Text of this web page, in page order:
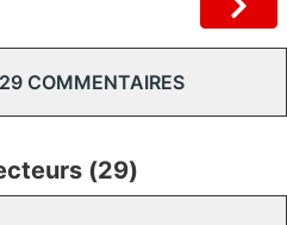
COMMENTAIRES
(29)